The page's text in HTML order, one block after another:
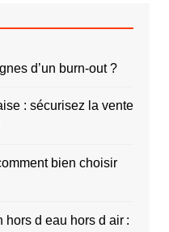
d’un burn-out ?
: sécurisez la vente
bien choisir
d eau hors d air :